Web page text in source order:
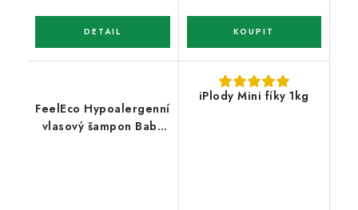
FeelEco Hypoalergenní
vlasový šampon Baby
iPlody Mini fíky 1kg